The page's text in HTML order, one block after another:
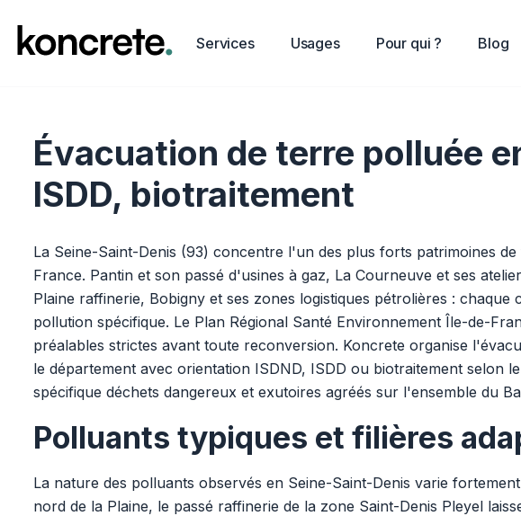
Services Usages Pour qui ? Blog
Évacuation de terre polluée
ISDD, biotraitement
La Seine-Saint-Denis (93) concentre l'un des plus forts patrimoines
France. Pantin et son passé d'usines à gaz, La Courneuve et ses
Plaine raffinerie, Bobigny et ses zones logistiques pétrolières : chaque
pollution spécifique. Le Plan Régional Santé Environnement Île-de-
préalables strictes avant toute reconversion. Koncrete organise
le département avec orientation ISDND, ISDD ou biotraitement selon
spécifique déchets dangereux et exutoires agréés sur l'ensemble du
Polluants typiques et filières
La nature des polluants observés en Seine-Saint-Denis varie
nord de la Plaine, le passé raffinerie de la zone Saint-Denis Pleyel